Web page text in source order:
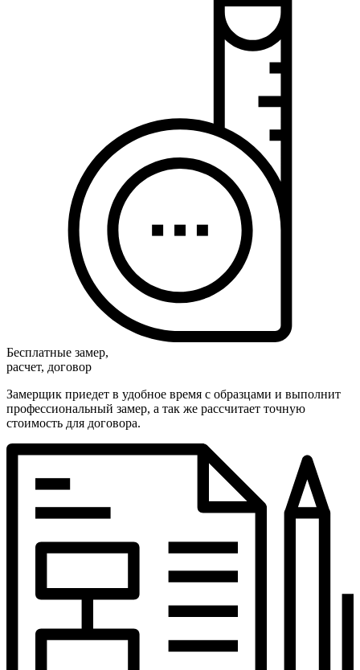
Бесплатные замер,
расчет, договор
Замерщик приедет в удобное время с образцами и выполнит
профессиональный замер, а так же рассчитает точную
стоимость для договора.